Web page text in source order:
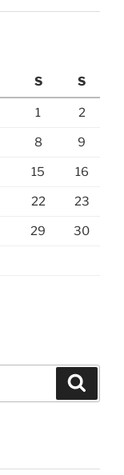
S S
1 2
8 9
15 16
22 23
29 30